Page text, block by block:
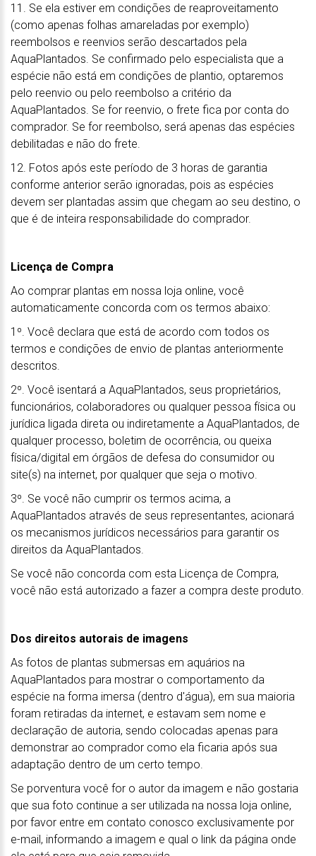
11. Se ela estiver em condições de reaproveitamento
(como apenas folhas amareladas por exemplo)
reembolsos e reenvios serão descartados pela
AquaPlantados. Se confirmado pelo especialista que a
espécie não está em condições de plantio, optaremos
pelo reenvio ou pelo reembolso a critério da
AquaPlantados. Se for reenvio, o frete fica por conta do
comprador. Se for reembolso, será apenas das espécies
debilitadas e não do frete.
12. Fotos após este período de 3 horas de garantia
conforme anterior serão ignoradas, pois as espécies
devem ser plantadas assim que chegam ao seu destino, o
que é de inteira responsabilidade do comprador.
Licença de Compra
Ao comprar plantas em nossa loja online, você
automaticamente concorda com os termos abaixo:
1º. Você declara que está de acordo com todos os
termos e condições de envio de plantas anteriormente
descritos.
2º. Você isentará a AquaPlantados, seus proprietários,
funcionários, colaboradores ou qualquer pessoa física ou
jurídica ligada direta ou indiretamente a AquaPlantados, de
qualquer processo, boletim de ocorrência, ou queixa
física/digital em órgãos de defesa do consumidor ou
site(s) na internet, por qualquer que seja o motivo.
3º. Se você não cumprir os termos acima, a
AquaPlantados através de seus representantes, acionará
os mecanismos jurídicos necessários para garantir os
direitos da AquaPlantados.
Se você não concorda com esta Licença de Compra,
você não está autorizado a fazer a compra deste produto.
Dos direitos autorais de imagens
As fotos de plantas submersas em aquários na
AquaPlantados para mostrar o comportamento da
espécie na forma imersa (dentro d'água), em sua maioria
foram retiradas da internet, e estavam sem nome e
declaração de autoria, sendo colocadas apenas para
demonstrar ao comprador como ela ficaria após sua
adaptação dentro de um certo tempo.
Se porventura você for o autor da imagem e não gostaria
que sua foto continue a ser utilizada na nossa loja online,
por favor entre em contato conosco exclusivamente por
e-mail, informando a imagem e qual o link da página onde